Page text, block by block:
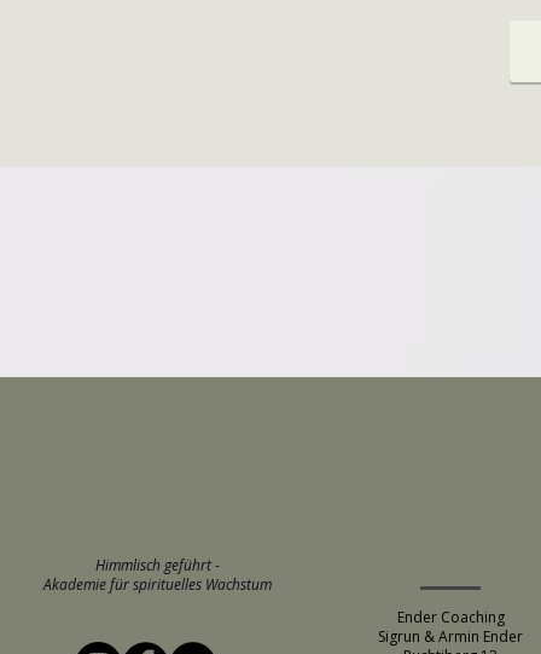
Himmlisch geführt -
Akademie für spirituelles Wachstum
Ender Coaching
Sigrun & Armin Ender